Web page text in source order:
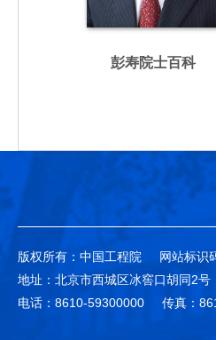
彭寿院士百科
版权所有：中国工程院 网站标识
地址：北京市西城区冰窖口胡同2号
电话：8610-59300000
传真：